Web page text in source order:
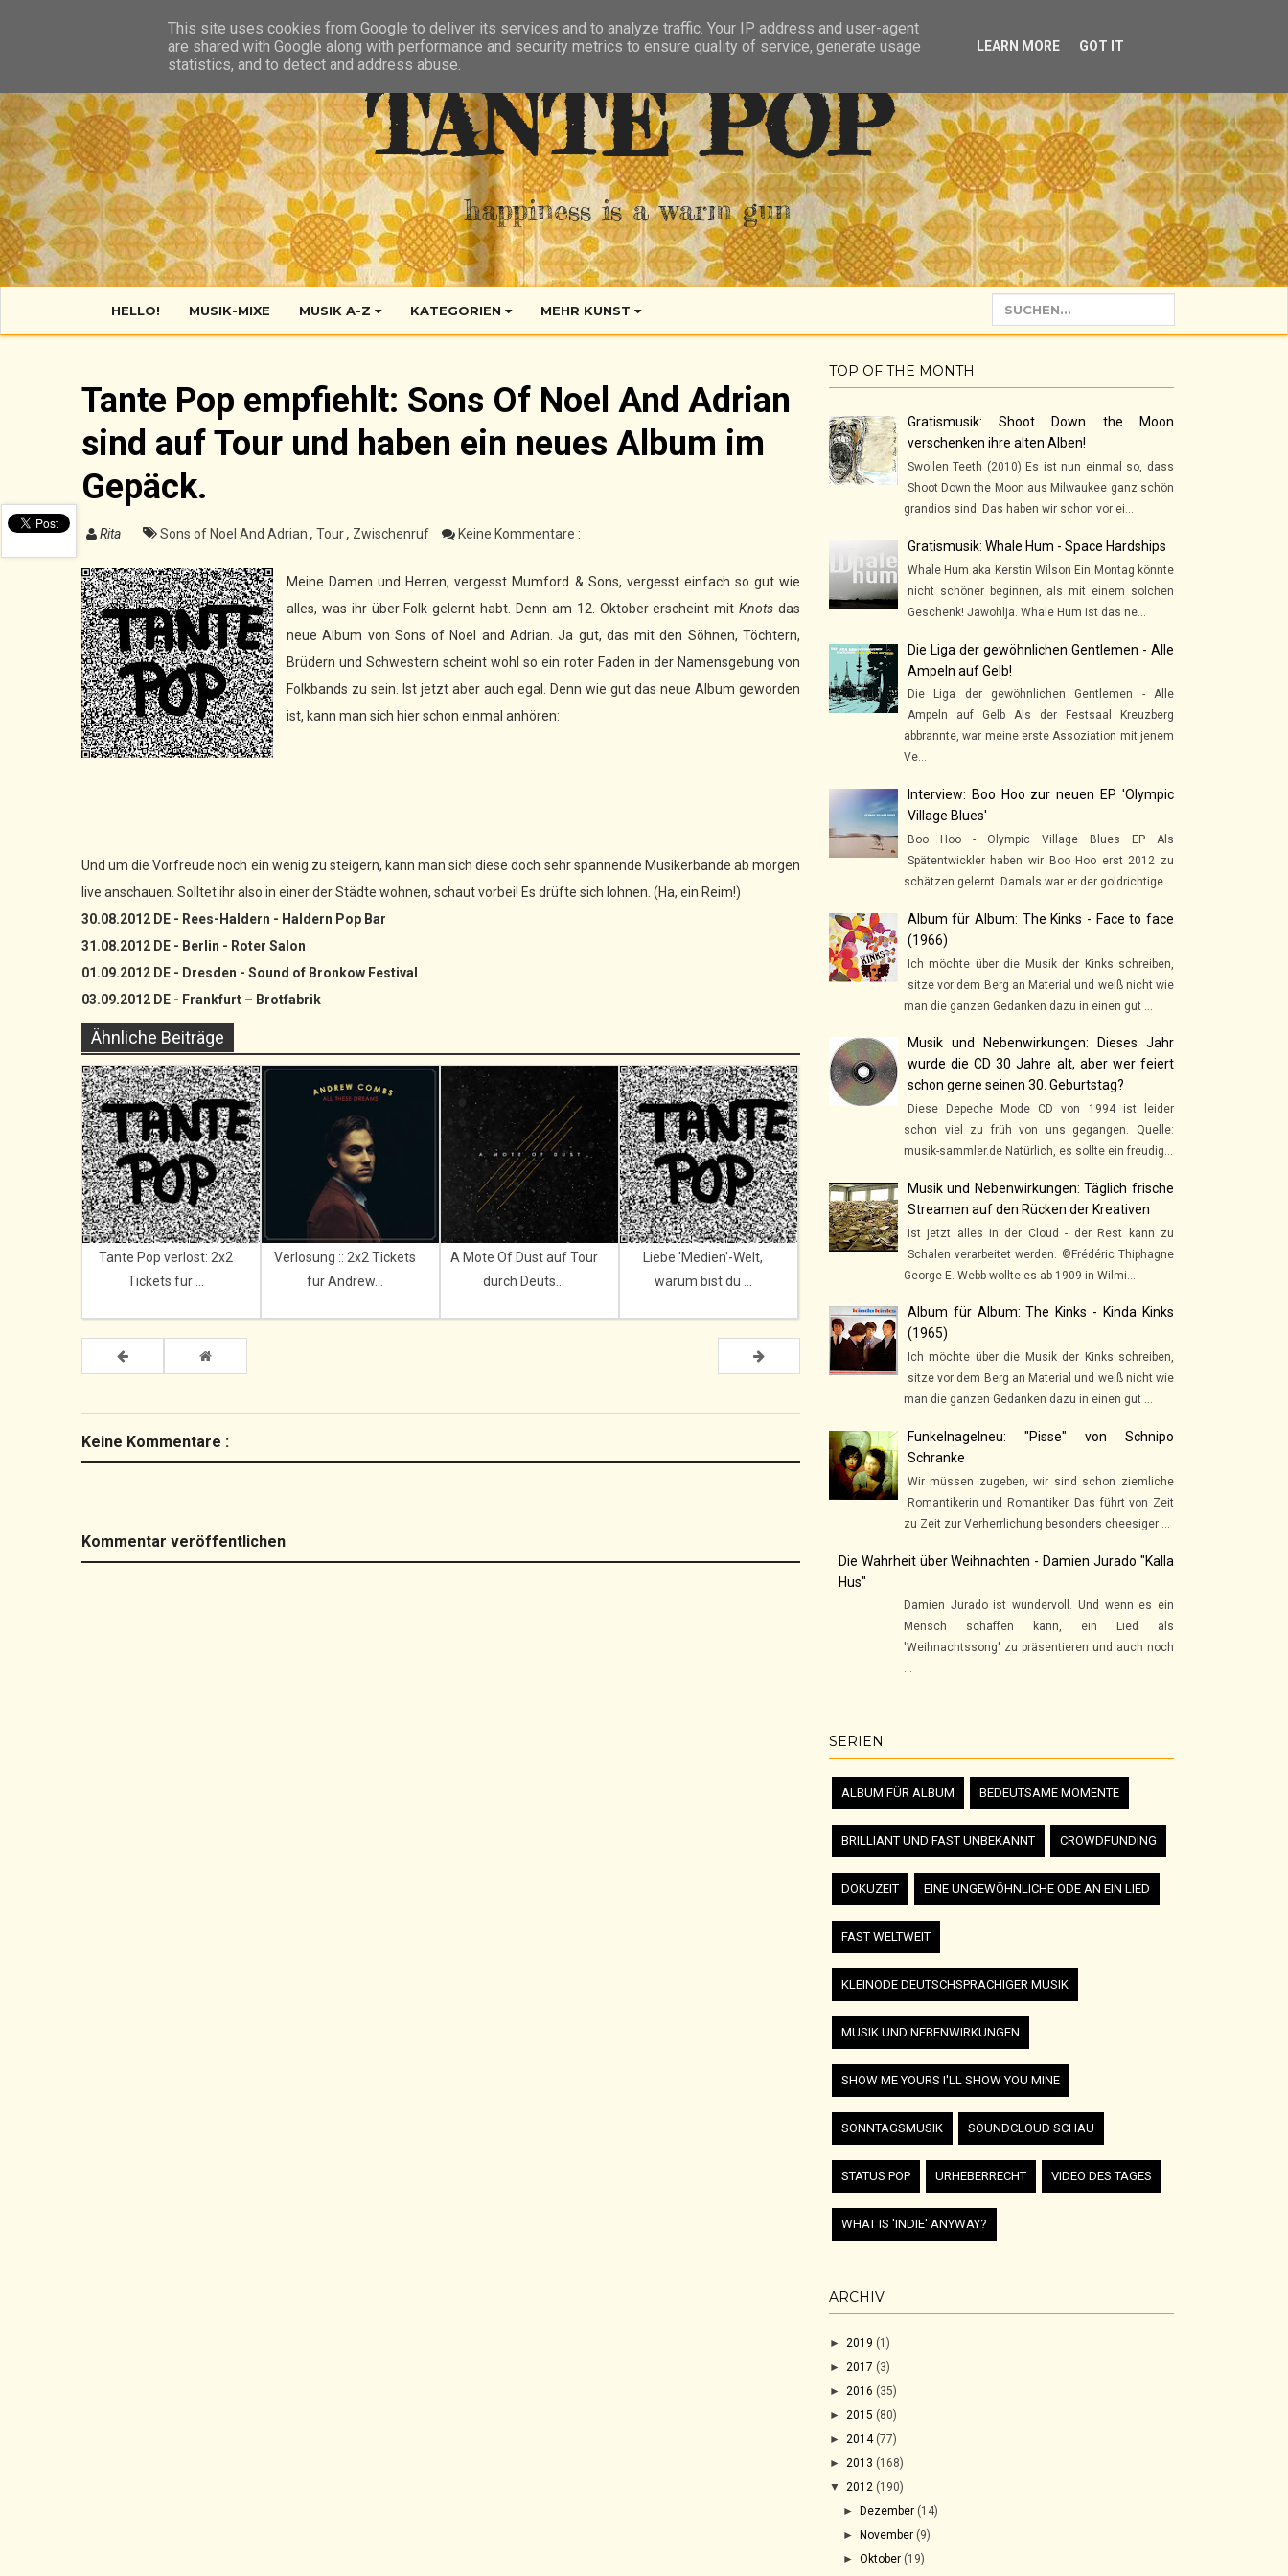
TANTE POP
happiness is a warm gun
HELLO! MUSIK-MIXE MUSIK A-Z KATEGORIEN MEHR KUNST
Tante Pop empfiehlt: Sons Of Noel And Adrian
sind auf Tour und haben ein neues Album im
Gepäck.
Rita Sons of Noel And Adrian , Tour, Zwischenruf Keine Kommentare :
Meine Damen und Herren, vergesst Mumford & Sons, vergesst einfach so gut wie
alles, was ihr über Folk gelernt habt. Denn am 12. Oktober erscheint mitKnots das
neue Album von Sons of Noel and Adrian. Ja gut, das mit den Söhnen, Töchtern,
Brüdern und Schwestern scheint wohl so ein roter Faden in der Namensgebung von
Folkbands zu sein. Ist jetzt aber auch egal. Denn wie gut das neue Album geworden
ist, kann man sich hier schon einmal anhören:
Und um die Vorfreude noch ein wenig zu steigern, kann man sich diese doch sehr spannende Musikerbande ab morgen
live anschauen. Solltet ihr also in einer der Städte wohnen, schaut vorbei! Es drüfte sich lohnen. (Ha, ein Reim!)
30.08.2012 DE - Rees-Haldern - Haldern Pop Bar
31.08.2012 DE - Berlin - Roter Salon
01.09.2012 DE - Dresden - Sound of Bronkow Festival
03.09.2012 DE - Frankfurt – Brotfabrik
Ähnliche Beiträge
Tante Pop verlost: 2x2
Tickets für ...
Verlosung :: 2x2 Tickets
für Andrew...
A Mote Of Dust auf Tour
durch Deuts...
Liebe 'Medien'-Welt,
warum bist du ...
Keine Kommentare :
Kommentar veröffentlichen
TOP OF THE MONTH
Gratismusik: Shoot Down the Moon
verschenken ihre alten Alben!
Swollen Teeth (2010) Es ist nun einmal so, dass
Shoot Down the Moon aus Milwaukee ganz schön
grandios sind. Das haben wir schon vor ei...
Gratismusik: Whale Hum - Space Hardships
Whale Hum aka Kerstin Wilson Ein Montag könnte
nicht schöner beginnen, als mit einem solchen
Geschenk! Jawohlja. Whale Hum ist das ne...
Die Liga der gewöhnlichen Gentlemen - Alle
Ampeln auf Gelb!
Die Liga der gewöhnlichen Gentlemen - Alle
Ampeln auf Gelb Als der Festsaal Kreuzberg
abbrannte, war meine erste Assoziation mit jenem
Ve...
Interview: Boo Hoo zur neuen EP 'Olympic
Village Blues'
Boo Hoo - Olympic Village Blues EP Als
Spätentwickler haben wir Boo Hoo erst 2012 zu
schätzen gelernt. Damals war er der goldrichtige...
Album für Album: The Kinks - Face to face
(1966)
Ich möchte über die Musik der Kinks schreiben,
sitze vor dem Berg an Material und weiß nicht wie
man die ganzen Gedanken dazu in einen gut ...
Musik und Nebenwirkungen: Dieses Jahr
wurde die CD 30 Jahre alt, aber wer feiert
schon gerne seinen 30. Geburtstag?
Diese Depeche Mode CD von 1994 ist leider
schon viel zu früh von uns gegangen. Quelle:
musik-sammler.de Natürlich, es sollte ein freudig...
Musik und Nebenwirkungen: Täglich frische
Streamen auf den Rücken der Kreativen
Ist jetzt alles in der Cloud - der Rest kann zu
Schalen verarbeitet werden. ©Frédéric Thiphagne
George E. Webb wollte es ab 1909 in Wilmi...
Album für Album: The Kinks - Kinda Kinks
(1965)
Ich möchte über die Musik der Kinks schreiben,
sitze vor dem Berg an Material und weiß nicht wie
man die ganzen Gedanken dazu in einen gut ...
Funkelnagelneu: "Pisse" von Schnipo
Schranke
Wir müssen zugeben, wir sind schon ziemliche
Romantikerin und Romantiker. Das führt von Zeit
zu Zeit zur Verherrlichung besonders cheesiger ...
Die Wahrheit über Weihnachten - Damien Jurado "Kalla
Hus"
Damien Jurado ist wundervoll. Und wenn es ein
Mensch schaffen kann, ein Lied als
'Weihnachtssong' zu präsentieren und auch noch
...
SERIEN
ALBUM FÜR ALBUM BEDEUTSAME MOMENTE
BRILLIANT UND FAST UNBEKANNT CROWDFUNDING
DOKUZEIT EINE UNGEWÖHNLICHE ODE AN EIN LIED
FAST WELTWEIT
KLEINODE DEUTSCHSPRACHIGER MUSIK
MUSIK UND NEBENWIRKUNGEN
SHOW ME YOURS I'LL SHOW YOU MINE
SONNTAGSMUSIK SOUNDCLOUD SCHAU
STATUS POP URHEBERRECHT VIDEO DES TAGES
WHAT IS 'INDIE' ANYWAY?
ARCHIV
► 2019 (1)
► 2017 (3)
► 2016 (35)
► 2015 (80)
► 2014 (77)
► 2013 (168)
▼ 2012 (190)
►Dezember (14)
►November (9)
►Oktober (19)
This site uses cookies from Google to deliver its services and to analyze traffic. Your IP address and user-agent
are shared with Google along with performance and security metrics to ensure quality of service, generate usage
statistics, and to detect and address abuse.
LEARN MORE GOT IT